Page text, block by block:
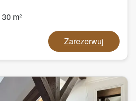
30 m²
Zarezerwuj